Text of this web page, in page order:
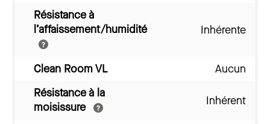
Résistance à
l’affaissement/humidité
Inhérente
Clean Room VL
Aucun
Résistance à la
moisissure
Inhérent